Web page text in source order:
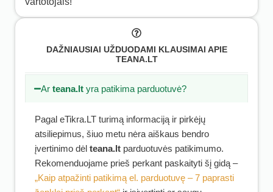
DAŽNIAUSIAI UŽDUODAMI KLAUSIMAI APIE
TEANA.LT
Arteana.lt yra patikima parduotuvė?
Pagal eTikra.LT turimą informaciją ir pirkėjų
atsiliepimus, šiuo metu nėra aiškaus bendro
įvertinimo dėl teana.lt parduotuvės patikimumo.
Rekomenduojame prieš perkant paskaityti šį gidą –
„Kaip atpažinti patikimą el. parduotuvę – 7 paprasti